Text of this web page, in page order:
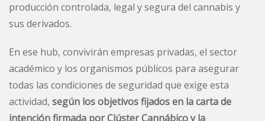
producción controlada, legal y segura del cannabis y
sus derivados.
En ese hub, convivirán empresas privadas, el sector
académico y los organismos públicos para asegurar
todas las condiciones de seguridad que exige esta
actividad, según los objetivos fijados en la carta de
intención firmada por Clúster Cannábico y la